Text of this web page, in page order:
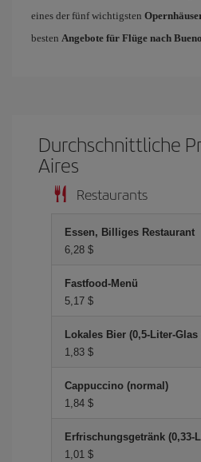
eines der fünf wichtigsten
besten Angebote für Flüge nach
Durchschnittliche
Aires
Restaurants
Essen, Billiges Restaurant
6,28 $
Fastfood-Menü
5,17 $
Lokales Bier (0,5-Liter-
1,83 $
Cappuccino (normal)
1,84 $
Erfrischungsgetränk (0,33-
1,01 $